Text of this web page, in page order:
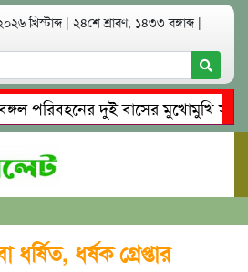
খ্রিস্টাব্দ | ২৪শে শ্রাবণ, ১৪৩৩ বঙ্গাব্দ |
পরিবহনের দুই বাসের মুখোমুখি
তরুণী পাচার: মাদকাসক্ত রিমালকে
ধর্ষক গ্রেপ্তার